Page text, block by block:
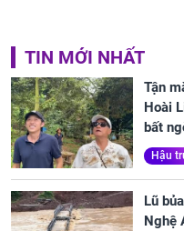
TIN MỚI NHẤT
Tận
Hoài
bất
Hậu
Lũ
Nghệ